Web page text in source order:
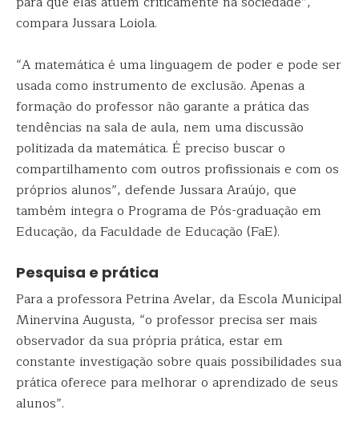
compara Jussara Loiola.
“A matemática é uma linguagem de poder e pode ser
usada como instrumento de exclusão. Apenas a
formação do professor não garante a prática das
tendências na sala de aula, nem uma discussão
politizada da matemática. É preciso buscar o
compartilhamento com outros profissionais e com os
próprios alunos”, defende Jussara Araújo, que
também integra o Programa de Pós-graduação em
Educação, da Faculdade de Educação (FaE).
Pesquisa e prática
Para a professora Petrina Avelar, da Escola Municipal
Minervina Augusta, “o professor precisa ser mais
observador da sua própria prática, estar em
constante investigação sobre quais possibilidades sua
prática oferece para melhorar o aprendizado de seus
alunos”.